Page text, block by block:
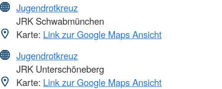
Jugendrotkreuz
JRK Schwabmünchen
Karte: Link zur Google Maps Ansicht
Jugendrotkreuz
JRK Unterschöneberg
Karte: Link zur Google Maps Ansicht